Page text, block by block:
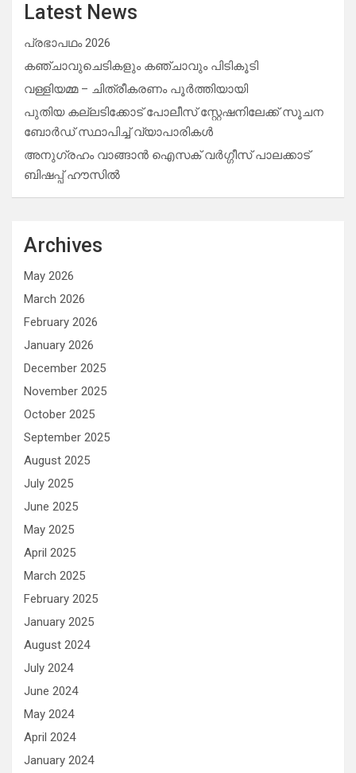
Latest News
പ്രഭാപഥം 2026
കഞ്ചാവുചെടികളും കഞ്ചാവും പിടികൂടി
വള്ളിയമ്മ – ചിത്രീകരണം പൂർത്തിയായി
പുതിയ കല്ലടിക്കോട് പോലീസ് സ്റ്റേഷനിലേക്ക് സൂചന
ബോർഡ് സ്ഥാപിച്ച് വ്യാപാരികൾ
അനുഗ്രഹം വാങ്ങാൻ ഐസക് വര്‍ഗ്ഗീസ് പാലക്കാട്
ബിഷപ്പ് ഹൗസില്‍
Archives
May 2026
March 2026
February 2026
January 2026
December 2025
November 2025
October 2025
September 2025
August 2025
July 2025
June 2025
May 2025
April 2025
March 2025
February 2025
January 2025
August 2024
July 2024
June 2024
May 2024
April 2024
January 2024